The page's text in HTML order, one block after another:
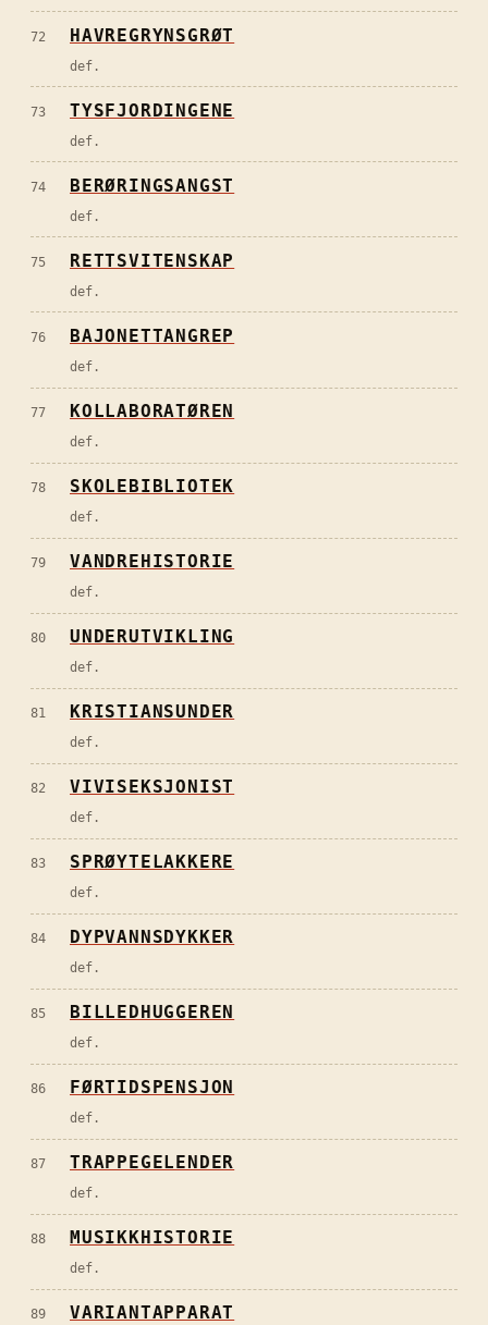
72 HAVREGRYNSGRØT
def.
73 TYSFJORDINGENE
def.
74 BERØRINGSANGST
def.
75 RETTSVITENSKAP
def.
76 BAJONETTANGREP
def.
77 KOLLABORATØREN
def.
78 SKOLEBIBLIOTEK
def.
79 VANDREHISTORIE
def.
80 UNDERUTVIKLING
def.
81 KRISTIANSUNDER
def.
82 VIVISEKSJONIST
def.
83 SPRØYTELAKKERE
def.
84 DYPVANNSDYKKER
def.
85 BILLEDHUGGEREN
def.
86 FØRTIDSPENSJON
def.
87 TRAPPEGELENDER
def.
88 MUSIKKHISTORIE
def.
89 VARIANTAPPARAT